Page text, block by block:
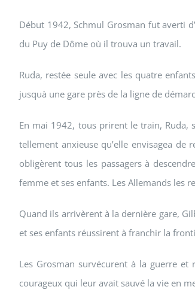
Début 1942, Schmul Grosman fut averti
du Puy de Dôme où il trouva un travail.
Ruda, restée seule avec les quatre
jusquà une gare près de la ligne de
En mai 1942, tous prirent le train, Ruda,
tellement anxieuse qu’elle envisagea
obligèrent tous les passagers à
femme et ses enfants. Les Allemands les
Quand ils arrivèrent à la dernière gare,
et ses enfants réussirent à franchir la
Les Grosman survécurent à la guerre
courageux qui leur avait sauvé la vie en